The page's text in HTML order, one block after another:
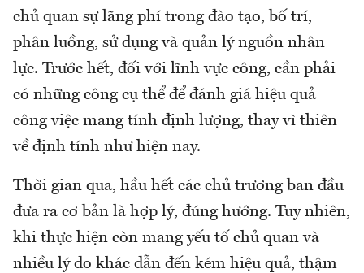
chủ quan sự lãng phí trong đào tạo, bố trí,
phân luồng, sử dụng và quản lý nguồn nhân
lực. Trước hết, đối với lĩnh vực công, cần phải
có những công cụ thể để đánh giá hiệu quả
công việc mang tính định lượng, thay vì thiên
về định tính như hiện nay.
Thời gian qua, hầu hết các chủ trương ban đầu
đưa ra cơ bản là hợp lý, đúng hướng. Tuy nhiên,
khi thực hiện còn mang yếu tố chủ quan và
nhiều lý do khác dẫn đến kém hiệu quả, thậm